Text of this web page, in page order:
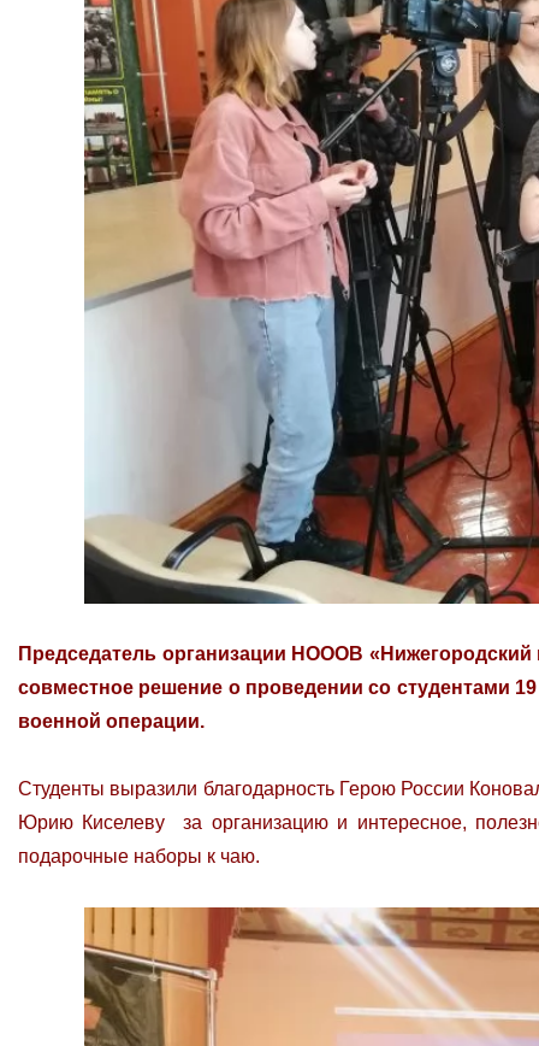
Председатель организации НОООВ «Нижегородский
совместное решение о проведении со студентами
военной операции.
Студенты выразили благодарность Герою России
Юрию Киселеву за организацию и интересное,
подарочные наборы к чаю.